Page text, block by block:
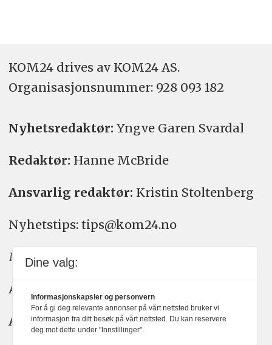
KOM24 drives av KOM24 AS.
Organisasjons­nummer: 928 093 182
Nyhetsredaktør: Yngve Garen Svardal
Redaktør: Hanne McBride
Ansvarlig redaktør: Kristin Stoltenberg
Nyhetstips: tips@kom24.no
Meninger: meninger@kom24.no
Annonse: annonse@watchmedia.no
Abonnement:kom24@watchmedia.no
Dine valg:
Informasjonskapsler og personvern
For å gi deg relevante annonser på vårt nettsted bruker vi
informasjon fra ditt besøk på vårt nettsted. Du kan reservere
deg mot dette under "Innstillinger".